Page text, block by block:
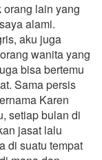
lain yang
alami.
aku juga
wanita yang
bisa bertemu
Sama persis
Karen
setiap bulan di
jasat lalu
di suatu tempat